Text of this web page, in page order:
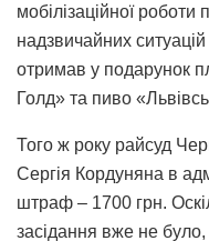
мобілізаційної
надзвичайних ситуацій
отримав у подарунок
Голд» та пиво
Того ж року райсуд
Сергія Кордуняна в
штраф – 1700 грн.
засідання вже не